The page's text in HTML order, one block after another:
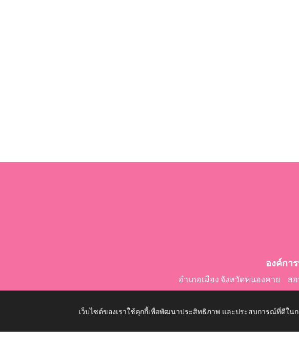
องค์กา
อำเภอเมือง จังหวัดหนองคาย สอ
เว็บไซต์ของเราใช้คุกกี้เพื่อพัฒนาประสิทธิภาพ และประสบการณ์ที่ดีใน